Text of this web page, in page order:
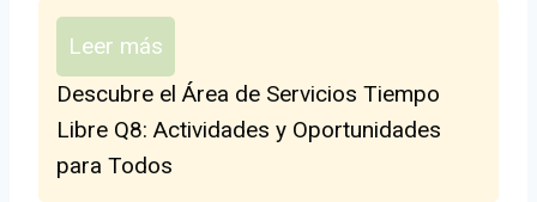
Leer más
Descubre el Área de Servicios Tiempo
Libre Q8: Actividades y Oportunidades
para Todos